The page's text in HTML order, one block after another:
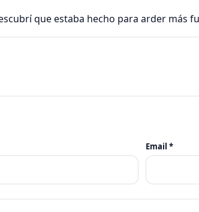
que estaba hecho para arder más
Email *